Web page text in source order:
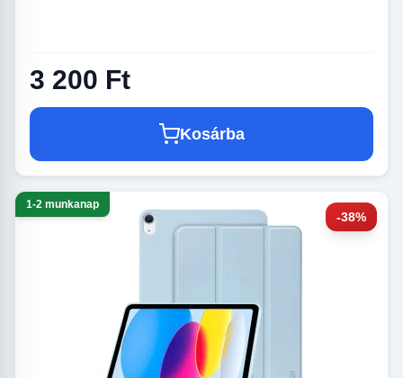
3 200 Ft
Kosárba
-38%
1-2 munkanap